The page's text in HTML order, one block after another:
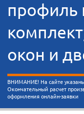
профиль
окон и
ВНИМАНИЕ! На сайте указаны
Окончательный расчет
оформления онлайн-заявки